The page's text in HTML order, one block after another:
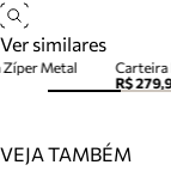
Ver similares
Carteira
R$
Zíper Metal
VEJA TAMBÉM